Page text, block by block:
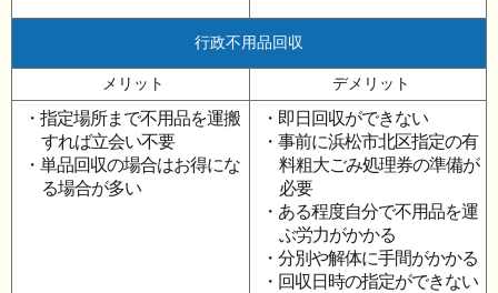
行政不用品回収
メリット デメリット
・指定場所まで不用品を運搬
すれば立会い不要
・単品回収の場合はお得にな
る場合が多い
・即日回収ができない
・事前に浜松市北区指定の有
料粗大ごみ処理券の準備が
必要
・ある程度自分で不用品を運
ぶ労力がかかる
・分別や解体に手間がかかる
・回収日時の指定ができない